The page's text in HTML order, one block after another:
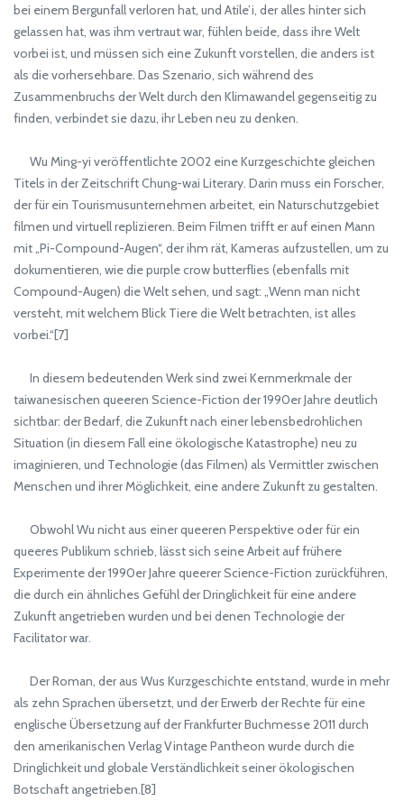
bei einem Bergunfall verloren hat, und Atile’i, der alles hinter sich
gelassen hat, was ihm vertraut war, fühlen beide, dass ihre Welt
vorbei ist, und müssen sich eine Zukunft vorstellen, die anders ist
als die vorhersehbare. Das Szenario, sich während des
Zusammenbruchs der Welt durch den Klimawandel gegenseitig zu
finden, verbindet sie dazu, ihr Leben neu zu denken.
Wu Ming-yi veröffentlichte 2002 eine Kurzgeschichte gleichen
Titels in der Zeitschrift Chung-wai Literary. Darin muss ein Forscher,
der für ein Tourismusunternehmen arbeitet, ein Naturschutzgebiet
filmen und virtuell replizieren. Beim Filmen trifft er auf einen Mann
mit „Pi-Compound-Augen“, der ihm rät, Kameras aufzustellen, um zu
dokumentieren, wie die purple crow butterflies (ebenfalls mit
Compound-Augen) die Welt sehen, und sagt: „Wenn man nicht
versteht, mit welchem Blick Tiere die Welt betrachten, ist alles
vorbei.“[7]
In diesem bedeutenden Werk sind zwei Kernmerkmale der
taiwanesischen queeren Science-Fiction der 1990er Jahre deutlich
sichtbar: der Bedarf, die Zukunft nach einer lebensbedrohlichen
Situation (in diesem Fall eine ökologische Katastrophe) neu zu
imaginieren, und Technologie (das Filmen) als Vermittler zwischen
Menschen und ihrer Möglichkeit, eine andere Zukunft zu gestalten.
Obwohl Wu nicht aus einer queeren Perspektive oder für ein
queeres Publikum schrieb, lässt sich seine Arbeit auf frühere
Experimente der 1990er Jahre queerer Science-Fiction zurückführen,
die durch ein ähnliches Gefühl der Dringlichkeit für eine andere
Zukunft angetrieben wurden und bei denen Technologie der
Facilitator war.
Der Roman, der aus Wus Kurzgeschichte entstand, wurde in mehr
als zehn Sprachen übersetzt, und der Erwerb der Rechte für eine
englische Übersetzung auf der Frankfurter Buchmesse 2011 durch
den amerikanischen Verlag Vintage Pantheon wurde durch die
Dringlichkeit und globale Verständlichkeit seiner ökologischen
Botschaft angetrieben.[8]